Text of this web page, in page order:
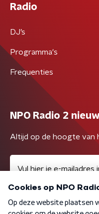
Radio
DJ’s
Programma's
Frequenties
NPO Radio 2
Altijd op de hoogte van